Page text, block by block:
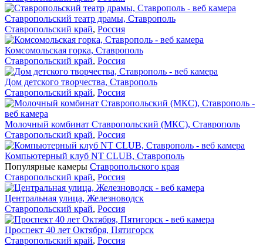
Ставропольский театр драмы, Ставрополь
Ставропольский край, Россия
Комсомольская горка, Ставрополь
Ставропольский край, Россия
Дом детского творчества, Ставрополь
Ставропольский край, Россия
Молочный комбинат Ставропольский (МКС), Ставрополь
Ставропольский край, Россия
Компьютерный клуб NT CLUB, Ставрополь
Популярные камеры Ставропольского края
Ставропольский край, Россия
Центральная улица, Железноводск
Ставропольский край, Россия
Проспект 40 лет Октября, Пятигорск
Ставропольский край, Россия